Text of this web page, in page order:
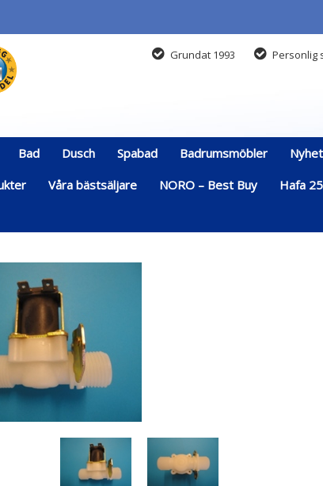
Grundat 1993 Personlig
Bad Dusch Spabad Badrumsmöbler
Våra bästsäljare NORO – Best Buy Hafa